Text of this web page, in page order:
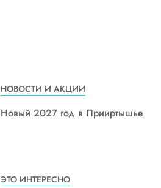
НОВОСТИ И АКЦИИ
Новый 2027 год в Прииртышье
ЭТО ИНТЕРЕСНО